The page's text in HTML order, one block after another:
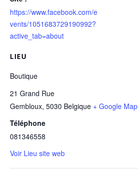
https://www.facebook.com/e
vents/1051683729190992?
active_tab=about
LIEU
Boutique
21 Grand Rue
Gembloux, 5030 Belgique + Google Map
Téléphone
081346558
Voir Lieu site web